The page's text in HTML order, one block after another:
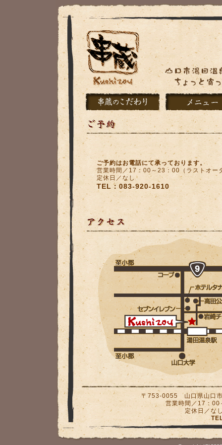
ご予約はお電話にて承っております。
営業時間／17：00～23：00（ラストオー
定休日／なし
TEL：083-920-1610
〒753-0055 山口県山口市
営業時間／17：
定休日／な